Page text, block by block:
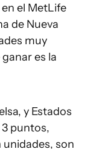
el MetLife
de Nueva
muy
es la
y Estados
puntos,
unidades, son